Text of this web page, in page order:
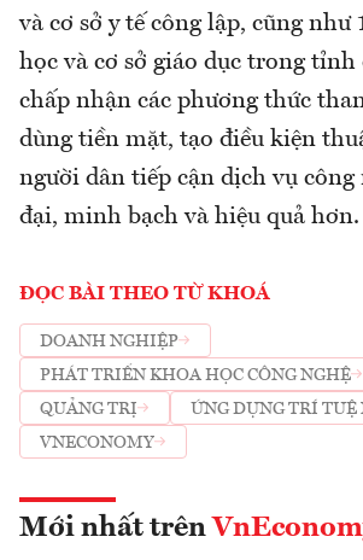
và cơ sở y tế công lập, cũng như
học và cơ sở giáo dục trong tỉnh
chấp nhận các phương thức
dùng tiền mặt, tạo điều kiện
người dân tiếp cận dịch vụ
đại, minh bạch và hiệu quả hơn.
ĐỌC BÀI THEO TỪ KHOÁ
DOANH NGHIỆP
PHÁT TRIỂN KHOA HỌC CÔNG NGHỆ
QUẢNG TRỊ
ỨNG DỤNG TRÍ TUỆ
VNECONOMY
Mới nhất trên